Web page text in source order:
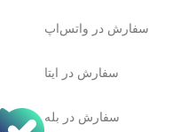
سفارش در واتس‌اپ
سفارش در ایتا
سفارش در بله